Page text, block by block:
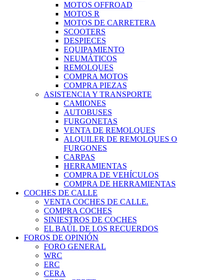
MOTOS OFFROAD
MOTOS R
MOTOS DE CARRETERA
SCOOTERS
DESPIECES
EQUIPAMIENTO
NEUMÁTICOS
REMOLQUES
COMPRA MOTOS
COMPRA PIEZAS
ASISTENCIA Y TRANSPORTE
CAMIONES
AUTOBUSES
FURGONETAS
VENTA DE REMOLQUES
ALQUILER DE REMOLQUES O
FURGONES
CARPAS
HERRAMIENTAS
COMPRA DE VEHÍCULOS
COMPRA DE HERRAMIENTAS
COCHES DE CALLE
VENTA COCHES DE CALLE.
COMPRA COCHES
SINIESTROS DE COCHES
EL BAÚL DE LOS RECUERDOS
FOROS DE OPINIÓN
FORO GENERAL
WRC
ERC
CERA